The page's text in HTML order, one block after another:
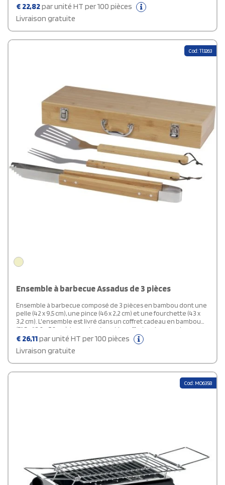
€ 22,82par unité HT per 100 pièces
Livraison gratuite
Cod: 113263
Ensemble à barbecue Assadus de 3 pièces
Ensemble à barbecue composé de 3 pièces en bambou dont une
pelle (42 x 9,5 cm), une pince (46 x 2,2 cm) et une fourchette (43 x
3,2 cm). L'ensemble est livré dans un coffret cadeau en bambou
(51,5 x 18,2 x 7,2 cm). Les poignées et le coffret cadeau sont en
bambou dont l'origine et la production sont conformes aux
€ 26,11par unité HT per 100 pièces
Livraison gratuite
Cod: MO6358